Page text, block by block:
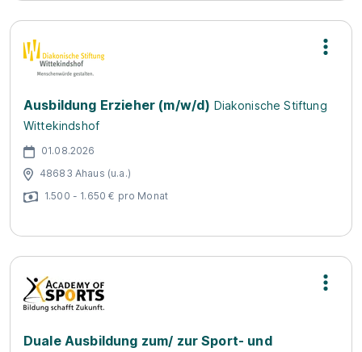
Ausbildung Erzieher (m/w/d) Diakonische Stiftung
Wittekindshof
01.08.2026
48683 Ahaus (u.a.)
1.500 - 1.650 € pro Monat
Duale Ausbildung zum/ zur Sport- und